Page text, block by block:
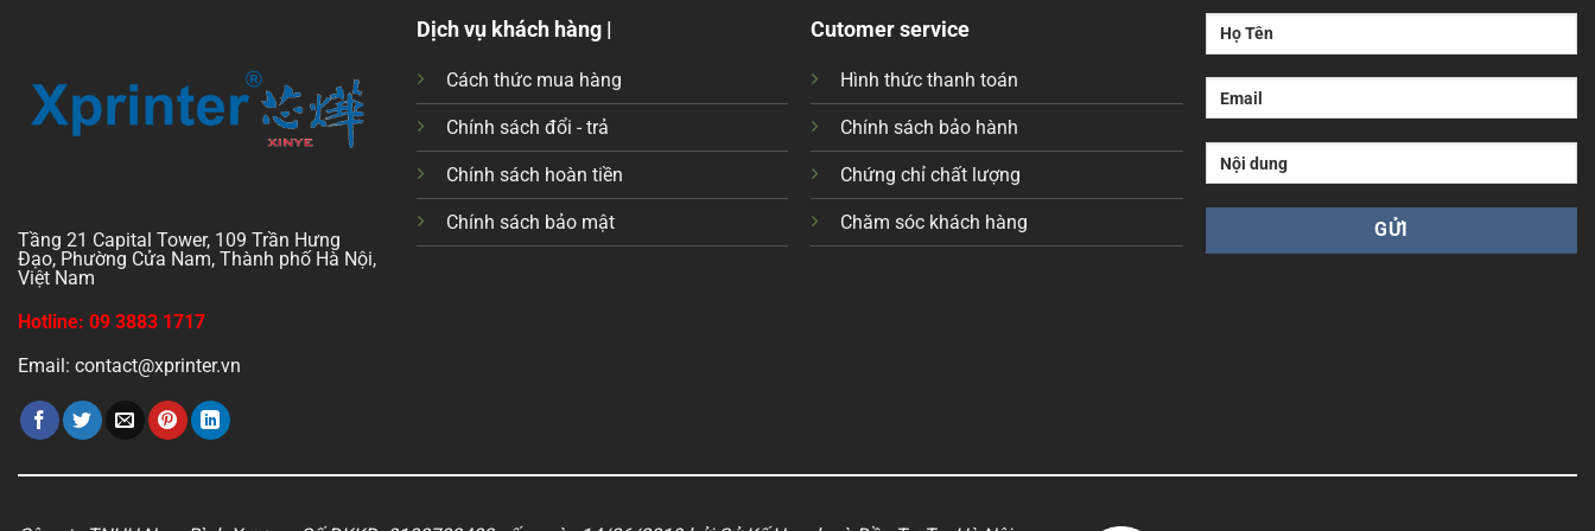
Tầng 21 Capital Tower, 109 Trần Hưng
Đạo, Phường Cửa Nam, Thành phố Hà Nội,
Việt Nam
Hotline: 09 3883 1717
Email: contact@xprinter.vn
Dịch vụ khách hàng |
Cách thức mua hàng
Chính sách đổi - trả
Chính sách hoàn tiền
Chính sách bảo mật
Cutomer service
Hình thức thanh toán
Chính sách bảo hành
Chứng chỉ chất lượng
Chăm sóc khách hàng